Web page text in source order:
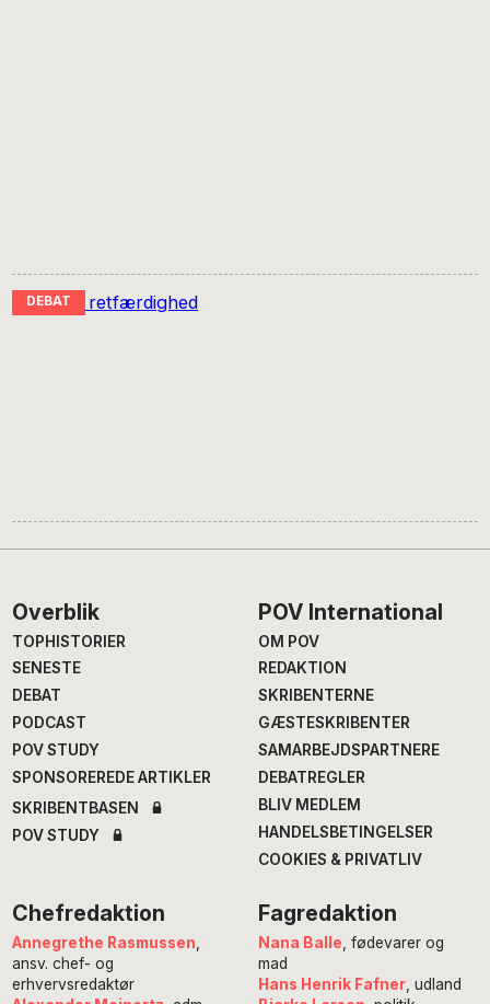
Footer
Overblik
TOPHISTORIER
SENESTE
DEBAT
PODCAST
POV STUDY
SPONSOREREDE ARTIKLER
SKRIBENTBASEN
POV STUDY
POV International
OM POV
REDAKTION
SKRIBENTERNE
GÆSTESKRIBENTER
SAMARBEJDSPARTNERE
DEBATREGLER
BLIV MEDLEM
HANDELSBETINGELSER
COOKIES & PRIVATLIV
Chefredaktion
Annegrethe Rasmussen
ansv. chef- og
erhvervsredaktør
Fagredaktion
Nana Balle , fødevarer og
mad
Hans Henrik Fafner, udland